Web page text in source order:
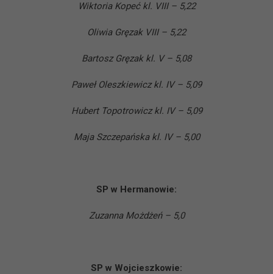
Wiktoria Kopeć kl. VIII – 5,22
Oliwia Gręzak VIII – 5,22
Bartosz Gręzak kl. V – 5,08
Paweł Oleszkiewicz kl. IV – 5,09
Hubert Topotrowicz kl. IV – 5,09
Maja Szczepańska kl. IV – 5,00
SP w Hermanowie:
Zuzanna Możdżeń – 5,0
SP w Wojcieszkowie: